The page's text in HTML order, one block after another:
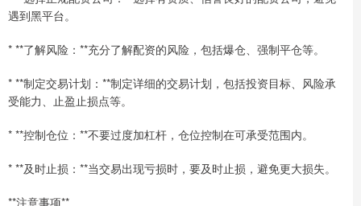
遇到黑平台。
* **了解风险：**充分了解配资的风险，包括爆仓、强制平仓等。
* **制定交易计划：**制定详细的交易计划，包括投资目标、风险承
受能力、止盈止损点等。
* **控制仓位：**不要过度加杠杆，仓位控制在可承受范围内。
* **及时止损：**当交易出现亏损时，要及时止损，避免更大损失。
**注意事项**